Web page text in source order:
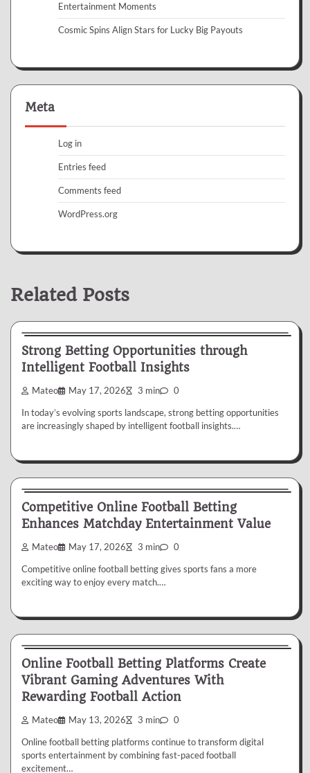
Entertainment Moments
Cosmic Spins Align Stars for Lucky Big Payouts
Meta
Log in
Entries feed
Comments feed
WordPress.org
Related Posts
Strong Betting Opportunities through
Intelligent Football Insights
Mateo May 17, 2026 3 min 0
In today’s evolving sports landscape, strong betting opportunities
are increasingly shaped by intelligent football insights.…
Competitive Online Football Betting
Enhances Matchday Entertainment Value
Mateo May 17, 2026 3 min 0
Competitive online football betting gives sports fans a more
exciting way to enjoy every match.…
Online Football Betting Platforms Create
Vibrant Gaming Adventures With
Rewarding Football Action
Mateo May 13, 2026 3 min 0
Online football betting platforms continue to transform digital
sports entertainment by combining fast-paced football
excitement…